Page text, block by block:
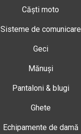
Căști moto
Sisteme de comunicare
Geci
Mănuși
Pantaloni & blugi
Ghete
Echipamente de damă